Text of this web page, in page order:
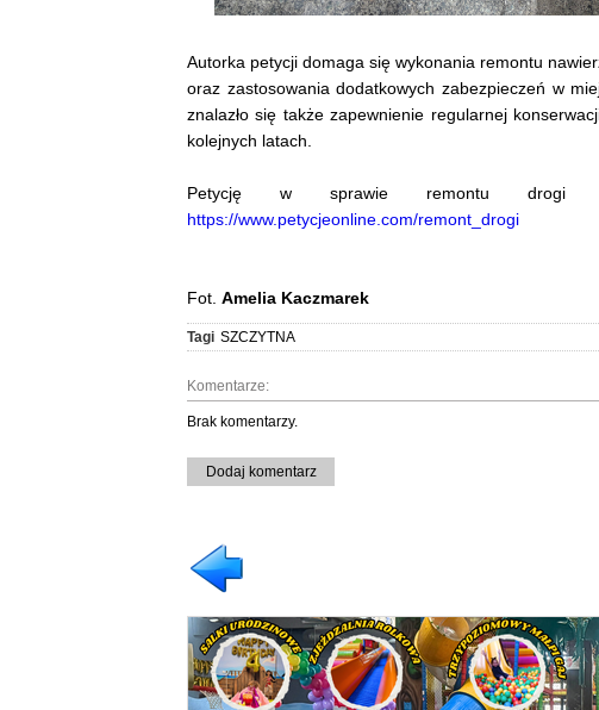
Autorka petycji domaga się wykonania remontu
oraz zastosowania dodatkowych zabezpieczeń w
znalazło się także zapewnienie regularnej
kolejnych latach.
Petycję w sprawie remontu drogi
https://www.petycjeonline.com/remont_drogi
Fot. Amelia Kaczmarek
Tagi SZCZYTNA
Komentarze:
Brak komentarzy.
Dodaj komentarz